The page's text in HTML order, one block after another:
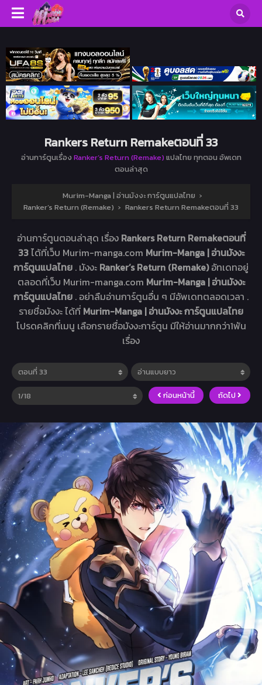
Rankers Return Remakeตอนที่ 33
อ่านการ์ตูนเรื่อง Ranker’s Return (Remake) แปลไทย ทุกตอน อัพเดท
ตอนล่าสุด
Murim-Manga | อ่านมังงะ การ์ตูนแปลไทย ›
Ranker’s Return (Remake) › Rankers Return Remakeตอนที่ 33
อ่านการ์ตูนตอนล่าสุด เรื่อง Rankers Return Remakeตอนที่
33ได้ที่เว็บ Murim-manga.com Murim-Manga | อ่านมังงะ
การ์ตูนแปลไทย . มังงะ Ranker’s Return (Remake)อัทเดทอยู่
ตลอดที่เว็บ Murim-manga.com Murim-Manga | อ่านมังงะ
การ์ตูนแปลไทย . อย่าลืมอ่านการ์ตูนอื่น ๆ มีอัพเดทตลอดเวลา .
รายชื่อมังงะ ได้ที่ Murim-Manga | อ่านมังงะ การ์ตูนแปลไทย
โปรดคลิกที่เมนู เลือกรายชื่อมังงะการ์ตูน มีให้อ่านมากกว่า1พัน
เรื่อง
ก่อนหน้านี้ ถัดไป